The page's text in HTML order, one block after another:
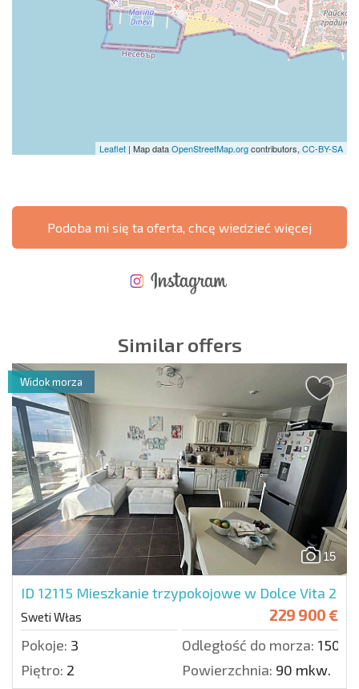
Leaflet | Map dataOpenStreetMap.orgcontributors, CC-BY-SA
Podoba mi się ta oferta, chcę wiedzieć więcej
Similar offers
15
ID 12115 Mieszkanie trzypokojowe w Dolce Vita 2
Sweti Włas 229 900 €
Pokoje: 3 Odległość do morza: 150 m.
Piętro: 2 Powierzchnia: 90 mkw.
Widok morza